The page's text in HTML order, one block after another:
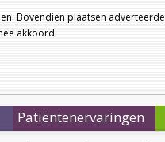
Bovendien plaatsen
akkoord.
Nieuwsbrief
Startpagina
Patiëntenervaringen